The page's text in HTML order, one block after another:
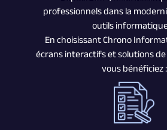
professionnels dans la
outils
En choisissant Chrono
écrans interactifs et solutions
vous bénéficiez :